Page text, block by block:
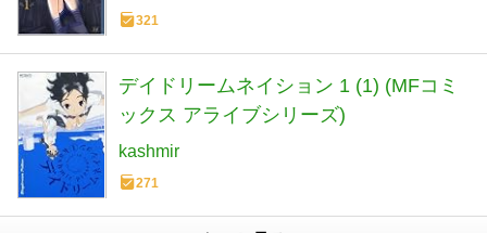
321
デイドリームネイション 1 (1) (MFコミ
ックス アライブシリーズ)
kashmir
271